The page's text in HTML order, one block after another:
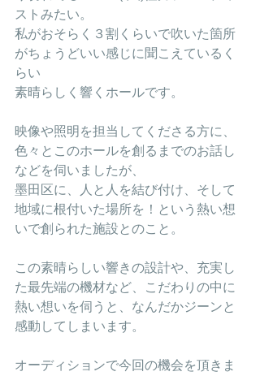
ストみたい。
私がおそらく３割くらいで吹いた箇所
がちょうどいい感じに聞こえているく
らい
素晴らしく響くホールです。
映像や照明を担当してくださる方に、
色々とこのホールを創るまでのお話し
などを伺いましたが、
墨田区に、人と人を結び付け、そして
地域に根付いた場所を！という熱い想
いで創られた施設とのこと。
この素晴らしい響きの設計や、充実し
た最先端の機材など、こだわりの中に
熱い想いを伺うと、なんだかジーンと
感動してしまいます。
オーディションで今回の機会を頂きま